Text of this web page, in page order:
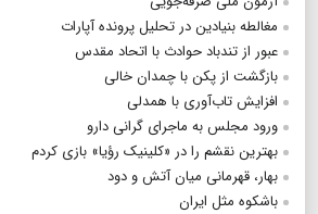
مغالطه بنیادین در تحلیل پرونده آپارات
عبور از تندباد حوادث با اتحاد مقدس
بازگشت از پکن با چمدان خالی
افزایش تاب‌آوری با همدلی
ورود مجلس به ماجرای گرانی دارو
بهترین نقشم را در «کلینیک رؤیا» بازی کردم
بهار، قهرمانی میان آتش و دود
باشکوه مثل ایران